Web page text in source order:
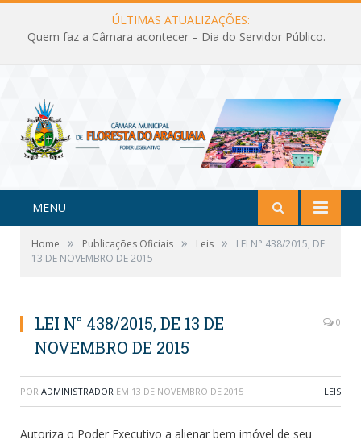
ÚLTIMAS ATUALIZAÇÕES:
Quem faz a Câmara acontecer – Dia do Servidor Público.
MENU
Home » Publicações Oficiais » Leis »
LEI N° 438/2015, DE
13 DE NOVEMBRO DE 2015
LEI N° 438/2015, DE 13 DE
NOVEMBRO DE 2015
0
POR ADMINISTRADOR EM 13 DE NOVEMBRO DE 2015 LEIS
Autoriza o Poder Executivo a alienar bem imóvel de seu